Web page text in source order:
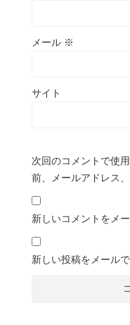
メール ※
サイト
次回のコメントで使
前、メールアドレス
新しいコメントをメ
新しい投稿をメール